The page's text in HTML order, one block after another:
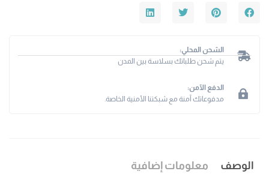
الشحن المحلي:
يتم شحن طلباتك بسلاسة بين المدن
الدفع الآمن:
مدفوعاتك آمنة مع شبكتنا الأمنية الخاصة.
الوصف معلومات إضافية